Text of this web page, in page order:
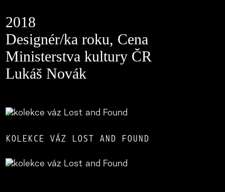
2018
Designér/ka roku, Cena
Ministerstva kultury ČR
Lukáš Novák
KOLEKCE VÁZ LOST AND FOUND